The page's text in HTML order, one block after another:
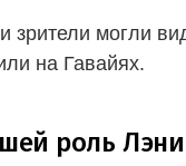
зрители могли
на Гавайях.
роль Лэни